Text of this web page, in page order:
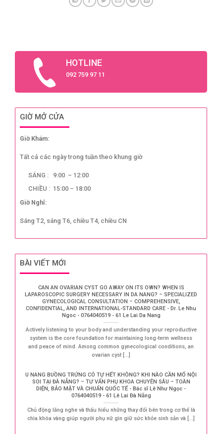
HOTLINE
092 759 97 11
GIỜ MỞ CỬA
Giờ Khám:
Tất cả các ngày trong tuần theo khung giờ
SÁNG : 9:00 – 12:00
CHIỀU : 15:00 – 18:00
Giờ Nghỉ:
Sáng T2, sáng T6, chiều T4, chiều CN
BÀI VIẾT MỚI
CAN AN OVARIAN CYST GO AWAY ON ITS OWN? WHEN IS
LAPAROSCOPIC SURGERY NECESSARY IN DA NANG? – SPECIALIZED
GYNECOLOGICAL CONSULTATION – COMPREHENSIVE,
CONFIDENTIAL, AND INTERNATIONAL-STANDARD CARE - Dr. Le Nhu
Ngoc - 0764040519 - 61 Le Lai Da Nang
Actively listening to your body and understanding your reproductive
system is the core foundation for maintaining long-term wellness
and peace of mind. Among common gynecological conditions, an
ovarian cyst [...]
U NANG BUỒNG TRỨNG CÓ TỰ HẾT KHÔNG? KHI NÀO CẦN MỔ NỘI
SOI TẠI ĐÀ NẴNG? – TƯ VẤN PHỤ KHOA CHUYÊN SÂU – TOÀN
DIỆN, BẢO MẬT VÀ CHUẨN QUỐC TẾ - Bác sĩ Lê Như Ngọc -
0764040519 - 61 Lê Lai Đà Nẵng
Chủ động lắng nghe và thấu hiểu những thay đổi bên trong cơ thể là
chìa khóa vàng giúp người phụ nữ gìn giữ sức khỏe sinh sản và [...]